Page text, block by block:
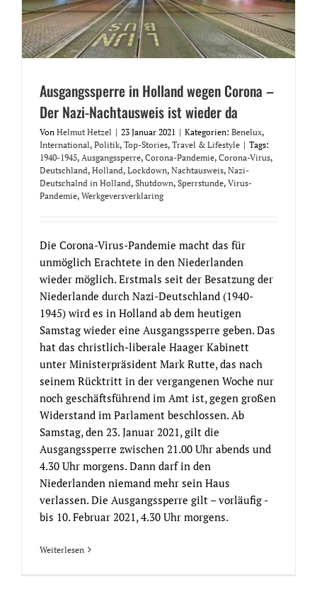
Ausgangssperre in Holland wegen Corona –
Der Nazi-Nachtausweis ist wieder da
Von Helmut Hetzel | 23 Januar 2021 | Kategorien: Benelux,
International, Politik, Top-Stories, Travel & Lifestyle | Tags:
1940-1945, Ausgangssperre, Corona-Pandemie, Corona-Virus,
Deutschland, Holland, Lockdown, Nachtausweis, Nazi-
Deutschalnd in Holland, Shutdown, Sperrstunde, Virus-
Pandemie, Werkgeversverklaring
Die Corona-Virus-Pandemie macht das für
unmöglich Erachtete in den Niederlanden
wieder möglich. Erstmals seit der Besatzung der
Niederlande durch Nazi-Deutschland (1940-
1945) wird es in Holland ab dem heutigen
Samstag wieder eine Ausgangssperre geben. Das
hat das christlich-liberale Haager Kabinett
unter Ministerpräsident Mark Rutte, das nach
seinem Rücktritt in der vergangenen Woche nur
noch geschäftsführend im Amt ist, gegen großen
Widerstand im Parlament beschlossen. Ab
Samstag, den 23. Januar 2021, gilt die
Ausgangssperre zwischen 21.00 Uhr abends und
4.30 Uhr morgens. Dann darf in den
Niederlanden niemand mehr sein Haus
verlassen. Die Ausgangssperre gilt – vorläufig -
bis 10. Februar 2021, 4.30 Uhr morgens.
Weiterlesen